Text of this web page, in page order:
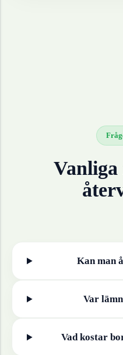
Kan man
Var
Vad kostar